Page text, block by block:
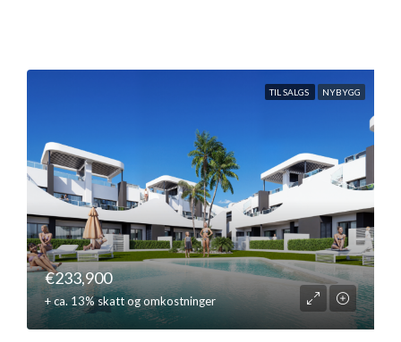
TIL SALGS NYBYGG
€233,900
+ ca. 13% skatt og omkostninger